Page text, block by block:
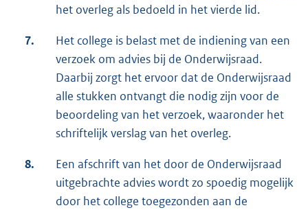
het overleg als bedoeld in het vierde lid.
7.
Het college is belast met de indiening van een
verzoek om advies bij de Onderwijsraad.
Daarbij zorgt het ervoor dat de Onderwijsraad
alle stukken ontvangt die nodig zijn voor de
beoordeling van het verzoek, waaronder het
schriftelijk verslag van het overleg.
8.
Een afschrift van het door de Onderwijsraad
uitgebrachte advies wordt zo spoedig mogelijk
door het college toegezonden aan de